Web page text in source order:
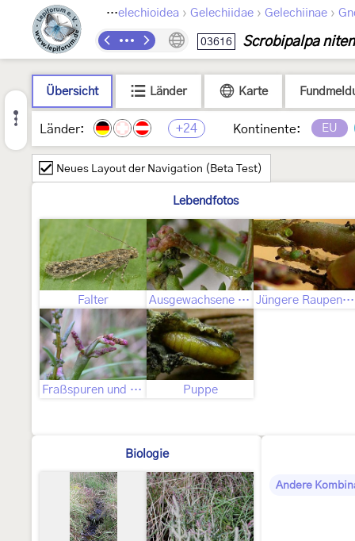
Lepidoptera › Gelechioidea › Gelechiidae › Gelechiinae ›
03616 Scrobipalpa
Übersicht Länder Karte
Länder: +24 Kontinente: EU
Neues Layout der Navigation (Beta Test)
Lebendfotos
Falter Ausgewachsene Raupe Jüngere Raupenstadien
Fraßspuren und Befallsbild Puppe
Biologie
Andere